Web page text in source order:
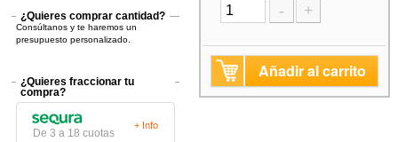
¿Quieres comprar cantidad?
Consúltanos y te haremos un
presupuesto personalizado.
¿Quieres fraccionar tu
compra?
De 3 a 18 cuotas
+ Info
- +
Añadir al carrito